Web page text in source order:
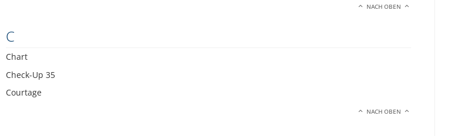
NACH OBEN
C
Chart
Check-Up 35
Courtage
NACH OBEN